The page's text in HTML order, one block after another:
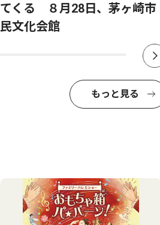
てくる ８月28日、茅ヶ崎市
民文化会館
もっと見る